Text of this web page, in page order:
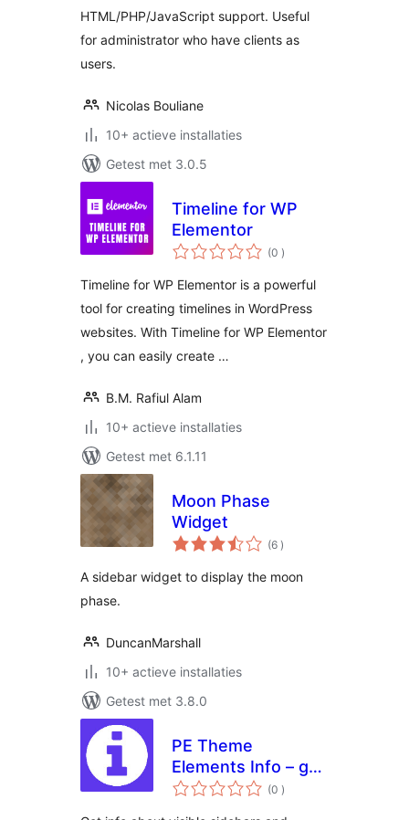
HTML/PHP/JavaScript support. Useful
for administrator who have clients as
users.
Nicolas Bouliane
10+ actieve installaties
Getest met 3.0.5
Timeline for WP
Elementor
(0 aantal
beoordelingen
)
Timeline for WP Elementor is a powerful
tool for creating timelines in WordPress
websites. With Timeline for WP Elementor
, you can easily create …
B.M. Rafiul Alam
10+ actieve installaties
Getest met 6.1.11
Moon Phase
Widget
(6 aantal
beoordelingen
)
A sidebar widget to display the moon
phase.
DuncanMarshall
10+ actieve installaties
Getest met 3.8.0
PE Theme
Elements Info – get
info about sidebars
(0 aantal
beoordelingen
)